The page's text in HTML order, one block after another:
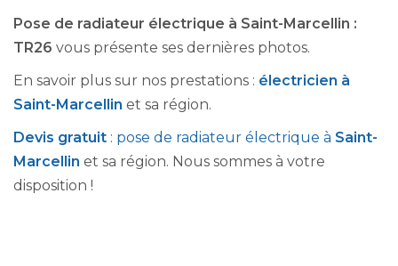
Pose de radiateur électrique à Saint-Marcellin :
TR26 vous présente ses dernières photos.
En savoir plus sur nos prestations : électricien à
Saint-Marcellin et sa région.
Devis gratuit : pose de radiateur électrique à Saint-
Marcellin et sa région. Nous sommes à votre
disposition !